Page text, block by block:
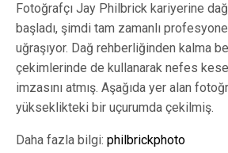
Fotoğrafçı Jay Philbrick kariyerine
başladı, şimdi tam zamanlı
uğraşıyor. Dağ rehberliğinden kalma
çekimlerinde de kullanarak nefes
imzasını atmış. Aşağıda yer alan
yükseklikteki bir uçurumda çekilmiş.
Daha fazla bilgi: philbrickphoto